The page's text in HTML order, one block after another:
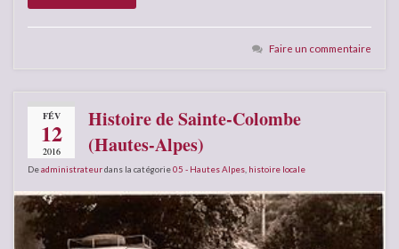
Faire un commentaire
FÉV
12
2016
Histoire de Sainte-Colombe
(Hautes-Alpes)
Deadministrateurdans la catégorie05 - Hautes Alpes histoire locale